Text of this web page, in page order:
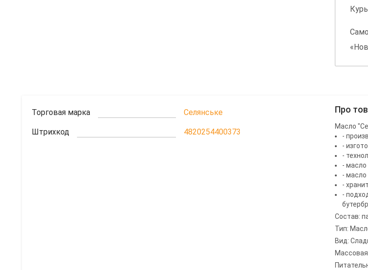
Торговая марка Селянське
Штрихкод 4820254400373
Про
Масло
-
-
-
-
- масло
-
-
Состав:
Тип:
Вид: